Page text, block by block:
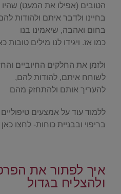
הטובים (אפילו את המעט) שהיו
בחיינו ולדבר איתם ולהודות
בחום ואהבה, שיאמינו בנו
כמו אז. ויגידו לנו מילים טובות
ולזמן את החלקים החיוביים
לשוחח איתם, להודות להם,
להעריך אותם ולהתחזק מהם
ללמוד עוד על אמצעים טיפוליים
בריפוי ובבניית כוחות- לחצו כאן
איך לפתור את
ולהצליח בגדול